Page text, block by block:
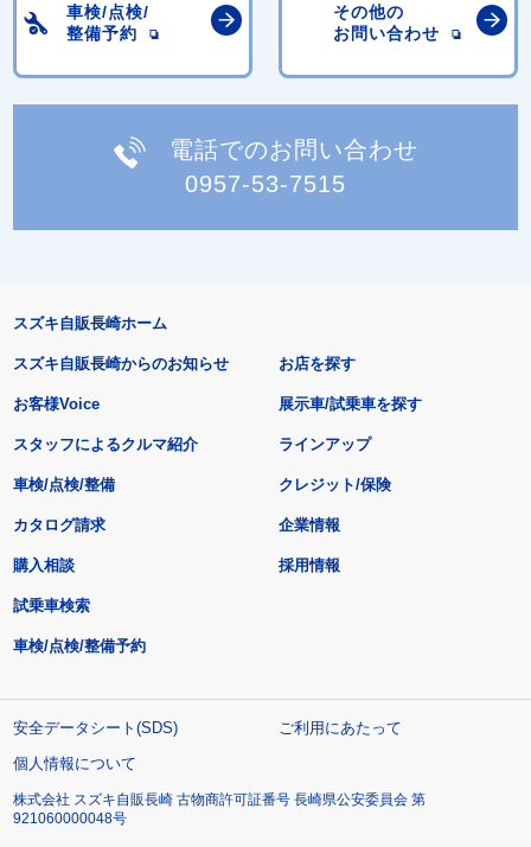
車検/点検/
整備予約
その他の
お問い合わせ
電話でのお問い合わせ
0957-53-7515
スズキ自販長崎ホーム
スズキ自販長崎からのお知らせ
お客様Voice
スタッフによるクルマ紹介
お店を探す
展示車/試乗車を探す
ラインアップ
車検/点検/整備 クレジット/保険
カタログ請求
購入相談
試乗車検索
車検/点検/整備予約
企業情報
採用情報
安全データシート(SDS)
ご利用にあたって
個人情報について
株式会社 スズキ自販長崎 古物商許可証番号 長崎県公安委員会 第
921060000048号